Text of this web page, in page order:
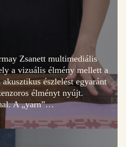
Zsanett multimediális
a vizuális élmény mellett a
észlelést egyaránt
élményt nyújt.
A „yarn”…